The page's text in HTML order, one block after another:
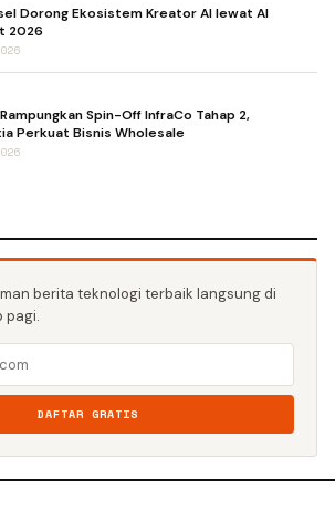
Dorong Ekosistem Kreator AI lewat AI
2026
Spin-Off InfraCo Tahap 2,
Perkuat Bisnis Wholesale
berita teknologi terbaik langsung di
pagi.
DAFTAR GRATIS